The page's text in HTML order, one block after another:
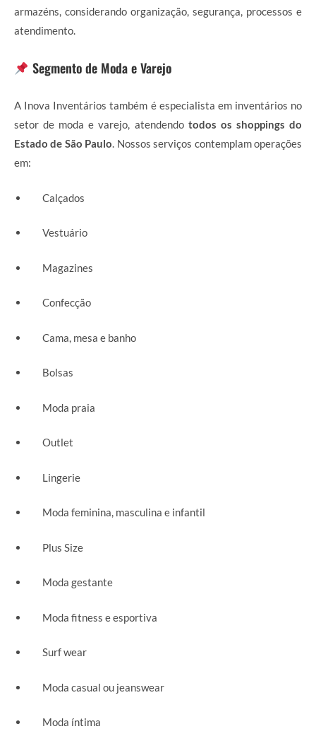
armazéns, considerando organização, segurança, processos e
atendimento.
Segmento de Moda e Varejo
A Inova Inventários também é especialista em inventários no
setor de moda e varejo, atendendo todos os shoppings do
Estado de São Paulo. Nossos serviços contemplam operações
em:
Calçados
Vestuário
Magazines
Confecção
Cama, mesa e banho
Bolsas
Moda praia
Outlet
Lingerie
Moda feminina, masculina e infantil
Plus Size
Moda gestante
Moda fitness e esportiva
Surf wear
Moda casual ou jeanswear
Moda íntima